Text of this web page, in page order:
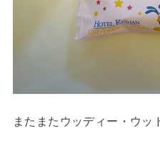
またまたウッディー・ウッ